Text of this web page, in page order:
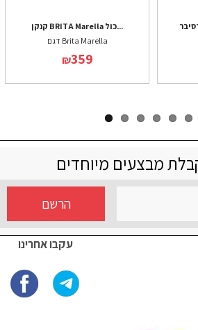
קנקן BRITA Marella כול...
דגם Brita Marella
₪359
מבצעים מיוחדים
הרשם
עקבו אחרינו